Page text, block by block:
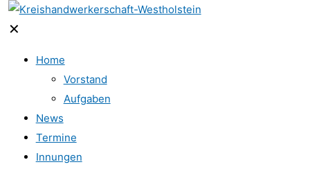
✕
Home
Vorstand
Aufgaben
News
Termine
Innungen